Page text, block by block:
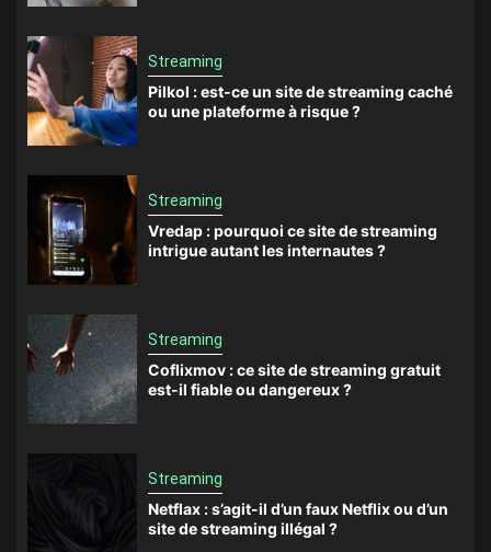
Streaming
Pilkol : est-ce un site de streaming caché
ou une plateforme à risque ?
Streaming
Vredap : pourquoi ce site de streaming
intrigue autant les internautes ?
Streaming
Coflixmov : ce site de streaming gratuit
est-il fiable ou dangereux ?
Streaming
Netflax : s’agit-il d’un faux Netflix ou d’un
site de streaming illégal ?